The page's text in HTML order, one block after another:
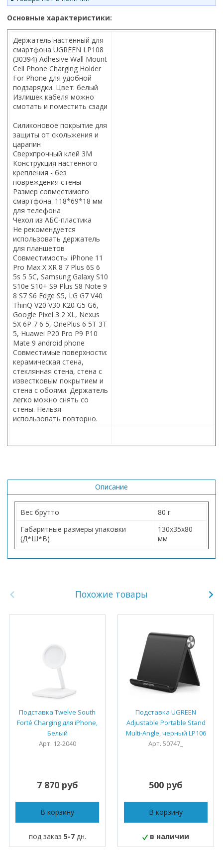
Основные характеристики:
Держатель настенный для
смартфона UGREEN LP108
(30394) Adhesive Wall Mount
Cell Phone Charging Holder
For Phone для удобной
подзарядки. Цвет: белый
Излишек кабеля можно
смотать и поместить сзади
Силиконовое покрытие для
защиты от скольжения и
царапин
Сверхпрочный клей 3M
Конструкция настенного
крепления - без
повреждения стены
Размер совместимого
смартфона: 118*69*18 мм
для телефона
Чехол из АБС-пластика
Не рекомендуется
использовать держатель
для планшетов
Совместимость: iPhone 11
Pro Max X XR 8 7 Plus 6S 6
5s 5 5C, Samsung Galaxy S10
S10e S10+ S9 Plus S8 Note 9
8 S7 S6 Edge S5, LG G7 V40
ThinQ V20 V30 K20 G5 G6,
Google Pixel 3 2 XL, Nexus
5X 6P 7 6 5, OnePlus 6 5T 3T
5, Huawei P20 Pro P9 P10
Mate 9 android phone
Совместимые поверхности:
керамическая стена,
стеклянная стена, стена с
известковым покрытием и
стена с обоями. Держатель
легко можно снять со
стены. Нельзя
использовать повторно.
Описание
Вес брутто
80 г
Габаритные размеры упаковки
(Д*Ш*В)
130х35х80
мм
Похожие товары
Подставка Twelve South
Forté Charging для iPhone,
Белый
Арт. 12-2040
7 870 руб
В корзину
под заказ 5-7дн.
Подставка UGREEN
Adjustable Portable Stand
Multi-Angle, черный LP106
Арт. 50747_
500 руб
В корзину
в наличии